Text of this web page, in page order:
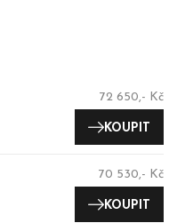
72 650,- Kč
KOUPIT
70 530,- Kč
KOUPIT